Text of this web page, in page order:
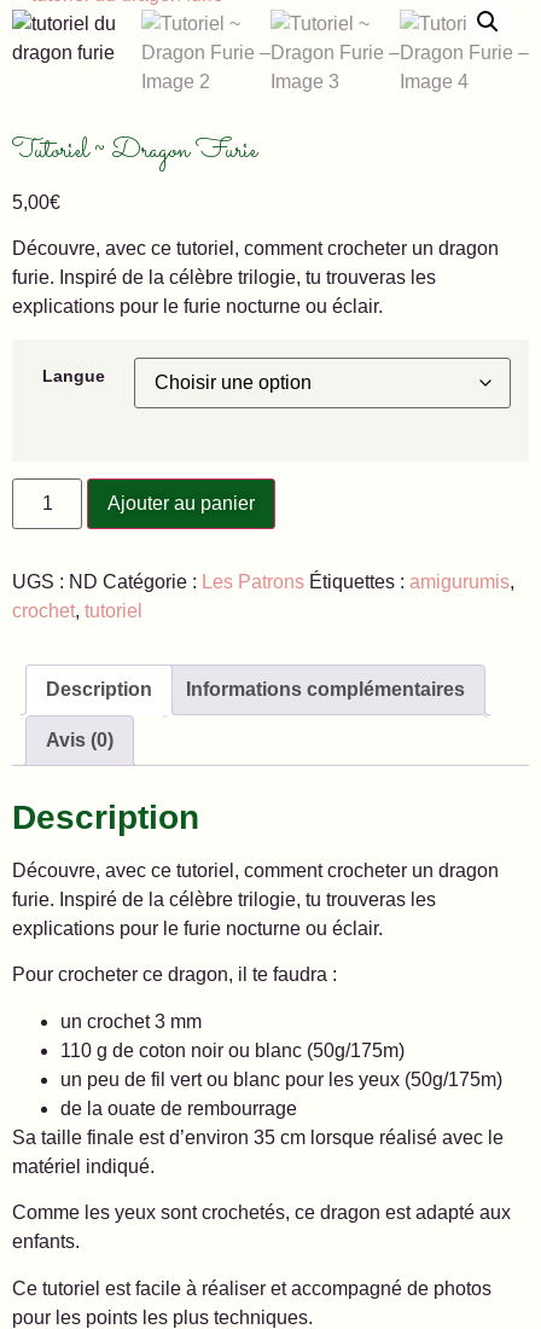
Tutoriel ~ Dragon Furie
5,00€
Découvre, avec ce tutoriel, comment crocheter un dragon
furie. Inspiré de la célèbre trilogie, tu trouveras les
explications pour le furie nocturne ou éclair.
Langue
Ajouter au panier
UGS : ND Catégorie : Les Patrons Étiquettes : amigurumis,
crochet, tutoriel
Description Informations complémentaires
Avis (0)
Description
Découvre, avec ce tutoriel, comment crocheter un dragon
furie. Inspiré de la célèbre trilogie, tu trouveras les
explications pour le furie nocturne ou éclair.
Pour crocheter ce dragon, il te faudra :
un crochet 3 mm
110 g de coton noir ou blanc (50g/175m)
un peu de fil vert ou blanc pour les yeux (50g/175m)
de la ouate de rembourrage
Sa taille finale est d’environ 35 cm lorsque réalisé avec le
matériel indiqué.
Comme les yeux sont crochetés, ce dragon est adapté aux
enfants.
Ce tutoriel est facile à réaliser et accompagné de photos
pour les points les plus techniques.